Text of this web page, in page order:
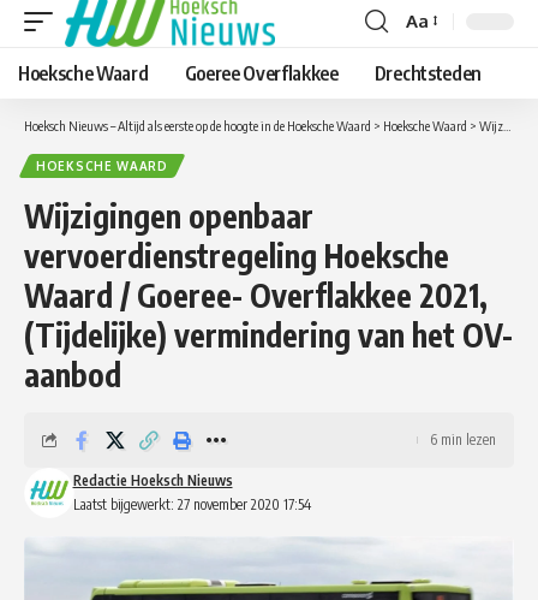
Lettergrootte
aanpassen
Aa
Hoeksche Waard Goeree Overflakkee Drechtsteden
Hoeksch Nieuws – Altijd als eerste op de hoogte in de Hoeksche Waard > Hoeksche Waard > Wijzigingen openbaar vervoerdienstregeling Hoeksche Waard / Goeree- Overflakkee 2021, (Tijdelijke) vermindering van het OV-aanbod
HOEKSCHE WAARD
Wijzigingen openbaar
vervoerdienstregeling Hoeksche
Waard / Goeree- Overflakkee 2021,
(Tijdelijke) vermindering van het OV-
aanbod
Laatst bijgewerkt: 27 november 2020 17:54
Redactie Hoeksch Nieuws
6 min lezen